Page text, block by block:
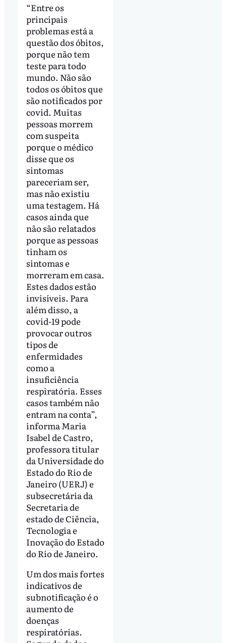
“Entre os
principais
problemas está a
questão dos óbitos,
porque não tem
teste para todo
mundo. Não são
todos os óbitos que
são notificados por
covid. Muitas
pessoas morrem
com suspeita
porque o médico
disse que os
sintomas
pareceriam ser,
mas não existiu
uma testagem. Há
casos ainda que
não são relatados
porque as pessoas
tinham os
sintomas e
morreram em casa.
Estes dados estão
invisíveis. Para
além disso, a
covid-19 pode
provocar outros
tipos de
enfermidades
como a
insuficiência
respiratória. Esses
casos também não
entram na conta”,
informa Maria
Isabel de Castro,
professora titular
da Universidade do
Estado do Rio de
Janeiro (UERJ) e
subsecretária da
Secretaria de
estado de Ciência,
Tecnologia e
Inovação do Estado
do Rio de Janeiro.
Um dos mais fortes
indicativos de
subnotificação é o
aumento de
doenças
respiratórias.